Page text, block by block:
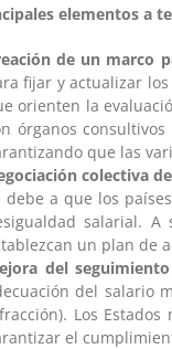
elementos a
de un marco
fijar y actualizar
orienten la
órganos
que las
colectiva
debe a que los
salarial.
un plan de
del
del salario
Los
el